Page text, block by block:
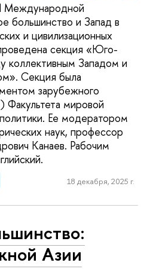
Международной
большинство и Запад в
и цивилизационных
секция «Юго-
коллективным Западом и
Секция была
зарубежного
мировой
Ее модератором
наук, профессор
Канаев. Рабочим
18 декабря, 2025 г.
Азии